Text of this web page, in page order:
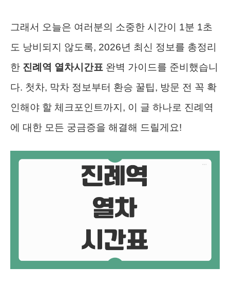
그래서 오늘은 여러분의 소중한 시간이 1분 1초
도 낭비되지 않도록, 2026년 최신 정보를 총정리
한 진례역 열차시간표 완벽 가이드를 준비했습니
다. 첫차, 막차 정보부터 환승 꿀팁, 방문 전 꼭 확
인해야 할 체크포인트까지, 이 글 하나로 진례역
에 대한 모든 궁금증을 해결해 드릴게요!